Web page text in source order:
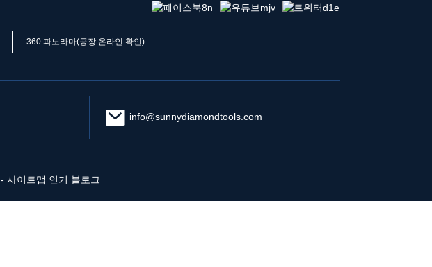
360 파노라마(공장 온라인 확인)
info@sunnydiamondtools.com
- 사이트맵 인기 블로그